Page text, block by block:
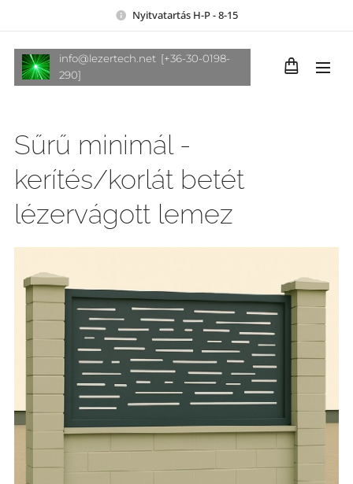
Nyitvatartás H-P - 8-15
info@lezertech.net [+36-30-0198-
290]
Sűrű minimál -
kerítés/korlát betét
lézervágott lemez
Sűrű minimál lézervágott kerítés betét vagy korlát lemez